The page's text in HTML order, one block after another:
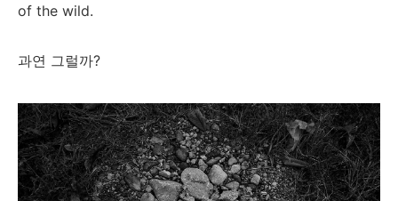
of the wild.
과연 그럴까?